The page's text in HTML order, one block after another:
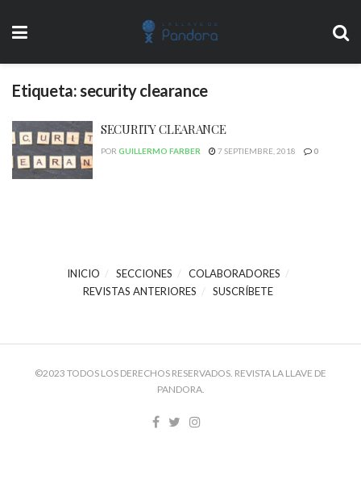
Etiqueta:security clearance
SECURITY CLEARANCE
POR GUILLERMO FARBER 7 SEPTIEMBRE, 2018 0
INICIO SECCIONES
COLABORADORES
REVISTAS ANTERIORES
SUSCRÍBETE
©2023 TODOS LOS DERECHOS RESERVADOS. REVISTA LA LLAVE DE
PANDORA.